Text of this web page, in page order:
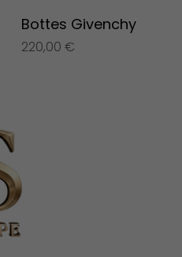
Bottes Givenchy
220,00 €